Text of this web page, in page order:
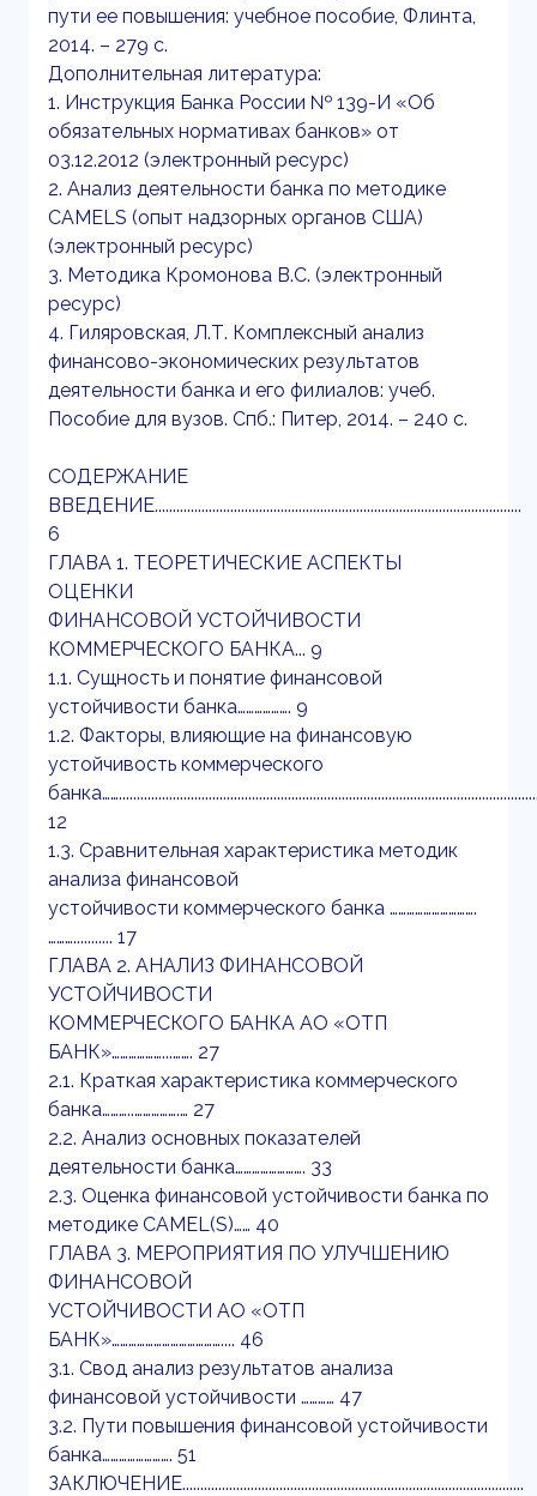
пути ее повышения: учебное пособие, Флинта,
2014. – 279 с.
Дополнительная литература:
1. Инструкция Банка России № 139-И «Об
обязательных нормативах банков» от
03.12.2012 (электронный ресурс)
2. Анализ деятельности банка по методике
CAMELS (опыт надзорных органов США)
(электронный ресурс)
3. Методика Кромонова В.С. (электронный
ресурс)
4. Гиляровская, Л.Т. Комплексный анализ
финансово-экономических результатов
деятельности банка и его филиалов: учеб.
Пособие для вузов. Спб.: Питер, 2014. – 240 с.
СОДЕРЖАНИЕ
ВВЕДЕНИЕ......................................................................................................
6
ГЛАВА 1. ТЕОРЕТИЧЕСКИЕ АСПЕКТЫ
ОЦЕНКИ
ФИНАНСОВОЙ УСТОЙЧИВОСТИ
КОММЕРЧЕСКОГО БАНКА... 9
1.1. Сущность и понятие финансовой
устойчивости банка………………. 9
1.2. Факторы, влияющие на финансовую
устойчивость коммерческого
12
1.3. Сравнительная характеристика методик
анализа финансовой
устойчивости коммерческого банка ………………………….
………........... 17
ГЛАВА 2. АНАЛИЗ ФИНАНСОВОЙ
УСТОЙЧИВОСТИ
КОММЕРЧЕСКОГО БАНКА АО «ОТП
БАНК»………………...……. 27
2.1. Краткая характеристика коммерческого
банка………..…………….… 27
2.2. Анализ основных показателей
деятельности банка……………………. 33
2.3. Оценка финансовой устойчивости банка по
методике CAMEL(S)…… 40
ГЛАВА 3. МЕРОПРИЯТИЯ ПО УЛУЧШЕНИЮ
ФИНАНСОВОЙ
УСТОЙЧИВОСТИ АО «ОТП
БАНК»………………………………….... 46
3.1. Свод анализ результатов анализа
финансовой устойчивости ………… 47
3.2. Пути повышения финансовой устойчивости
банка……………………. 51
ЗАКЛЮЧЕНИЕ...............................................................................................